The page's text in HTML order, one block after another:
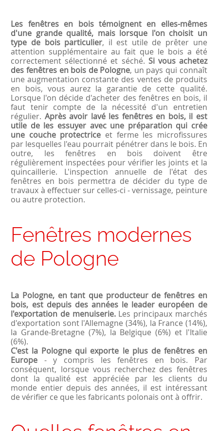
Les fenêtres en bois témoignent en elles-mêmes
d'une grande qualité, mais lorsque l'on choisit un
type de bois particulier, il est utile de prêter une
attention supplémentaire au fait que le bois a été
correctement sélectionné et séché. Si vous achetez
des fenêtres en bois de Pologne, un pays qui connaît
une augmentation constante des ventes de produits
en bois, vous aurez la garantie de cette qualité.
Lorsque l'on décide d'acheter des fenêtres en bois, il
faut tenir compte de la nécessité d'un entretien
régulier. Après avoir lavé les fenêtres en bois, il est
utile de les essuyer avec une préparation qui crée
une couche protectrice et ferme les microfissures
par lesquelles l'eau pourrait pénétrer dans le bois. En
outre, les fenêtres en bois doivent être
régulièrement inspectées pour vérifier les joints et la
quincaillerie. L'inspection annuelle de l'état des
fenêtres en bois permettra de décider du type de
travaux à effectuer sur celles-ci - vernissage, peinture
ou autre protection.
Fenêtres modernes
de Pologne
La Pologne, en tant que producteur de fenêtres en
bois, est depuis des années le leader européen de
l'exportation de menuiserie.Les principaux marchés
d'exportation sont l'Allemagne (34%), la France (14%),
la Grande-Bretagne (7%), la Belgique (6%) et l'Italie
(6%).
C'est la Pologne qui exporte le plus de fenêtres en
Europe - y compris les fenêtres en bois. Par
conséquent, lorsque vous recherchez des fenêtres
dont la qualité est appréciée par les clients du
monde entier depuis des années, il est intéressant
de vérifier ce que les fabricants polonais ont à offrir.